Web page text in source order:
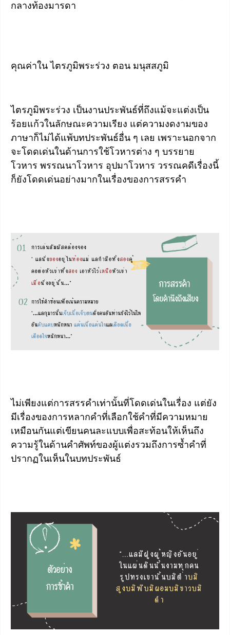
กลางท้องมารดา
คุณค่าใน ไตรภูมิพระร่วง ตอน มนุสสภูมิ
ไตรภูมิพระร่วง เป็นงานประพันธ์ที่ถึงแม้จะแต่งเป็น
ร้อยแก้วในลักษณะความเรียง แต่ความงดงามของ
ภาษาก็ไม่ได้แพ้บทประพันธ์อื่น ๆ เลย เพราะนอกจาก
จะโดดเด่นในด้านการใช้โวหารต่าง ๆ บรรยาย
โวหาร พรรณนาโวหาร อุปมาโวหาร วรรณคดีเรื่องนี้
ก็ยังโดดเด่นอย่างมากในเรื่องของการสรรคำ
ไม่เพียงแต่การสรรคำเท่านั้นที่โดดเด่นในเรื่อง แต่ยัง
มีเรื่องของการหลากคำที่เลือกใช้คำที่มีความหมาย
เหมือนกันแต่เขียนคนละแบบเพื่อสะท้อนให้เห็นถึง
ความรู้ในด้านคำศัพท์ของผู้แต่งรวมถึงการซ้ำคำที่
ปรากฏในเห็นในบทประพันธ์